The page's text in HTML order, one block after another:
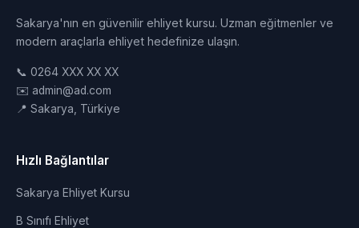
Sakarya'nın en güvenilir ehliyet kursu. Uzman eğitmenler ve
modern araçlarla ehliyet hedefinize ulaşın.
📞 0264 XXX XX XX
✉️ admin@ad.com
📍 Sakarya, Türkiye
Hızlı Bağlantılar
Sakarya Ehliyet Kursu
B Sınıfı Ehliyet